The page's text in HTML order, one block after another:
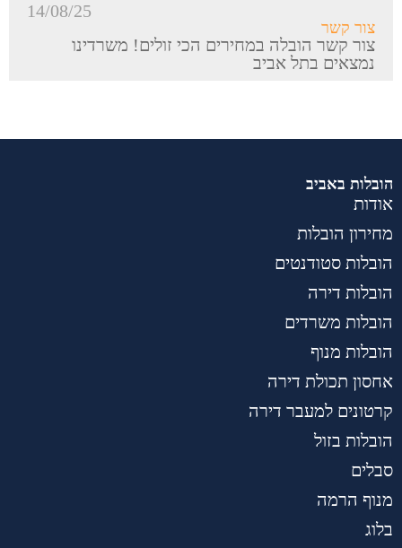
14/08/25
צור קשר
צור קשר הובלה במחירים הכי זולים! משרדינו
נמצאים בתל אביב
הובלות באביב
אודות
מחירון הובלות
הובלות סטודנטים
הובלות דירה
הובלות משרדים
הובלות מנוף
אחסון תכולת דירה
קרטונים למעבר דירה
הובלות בזול
סבלים
מנוף הרמה
בלוג